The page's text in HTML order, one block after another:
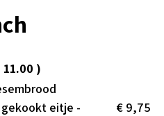
)
gekookt eitje -
€ 9,75